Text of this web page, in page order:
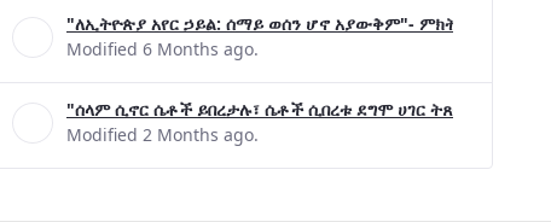
"ለኢትዮጵያ አየር ኃይል: ሰማይ ወሰን ሆኖ አያውቅም"- ምክትል ጠቅላይ
Modified 6 Months ago.
"ሰላም ሲኖር ሴቶች ይበረታሉ፣ ሴቶች ሲበረቱ ደግሞ ሀገር ትጸናለች"- ዶ/ር
Modified 2 Months ago.